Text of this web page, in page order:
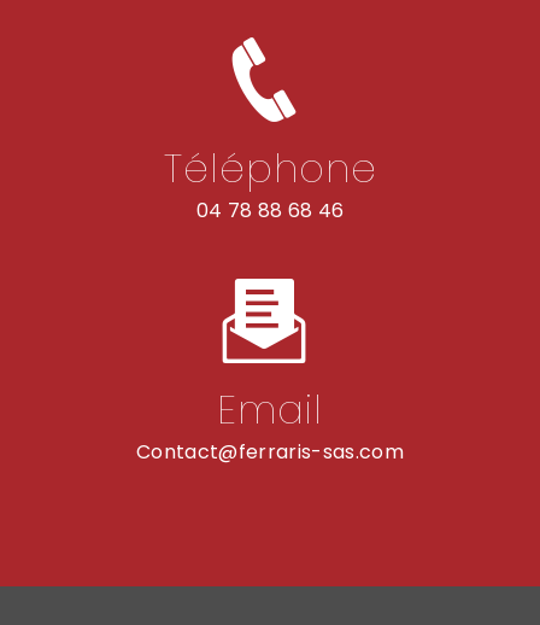
Téléphone
04 78 88 68 46
Email
contact@ferraris-sas.com